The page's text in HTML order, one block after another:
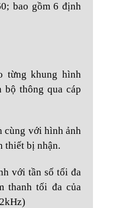
bao gồm 6 định
từng khung hình
bộ thông qua cáp
cùng với hình ảnh
thiết bị nhận.
với tần số tối đa
thanh tối đa của